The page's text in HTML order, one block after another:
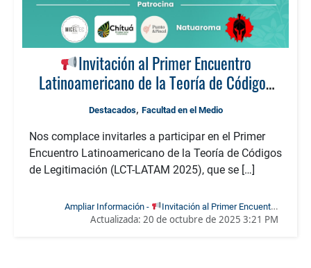
Invitación al Primer Encuentro
Latinoamericano de la Teoría de Códigos
de Legitimación — LCT-LATAM 2025
Destacados, Facultad en el Medio
Nos complace invitarles a participar en el Primer
Encuentro Latinoamericano de la Teoría de Códigos
de Legitimación (LCT-LATAM 2025), que se […]
Ampliar Información -
Invitación al Primer Encuentro
Latinoamericano de la Teoría de Códigos de Legitimación —
Actualizada: 20 de octubre de 2025 3:21 PM